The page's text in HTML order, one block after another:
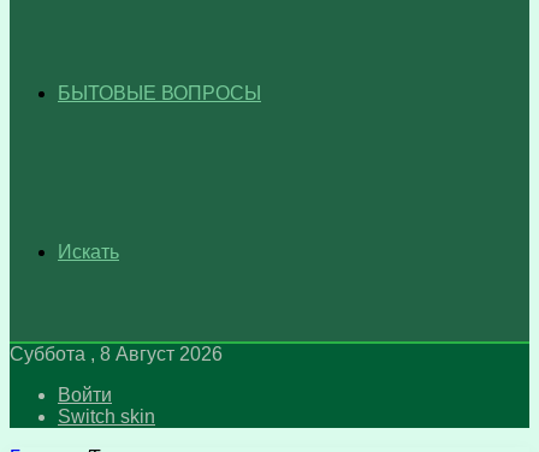
БЫТОВЫЕ ВОПРОСЫ
Искать
Суббота , 8 Август 2026
Войти
Switch skin